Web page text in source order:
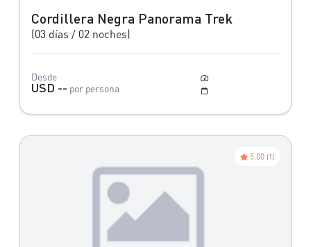
Cordillera Negra Panorama Trek
(03 días / 02 noches)
Desde
USD -- por persona
5.00 (1)